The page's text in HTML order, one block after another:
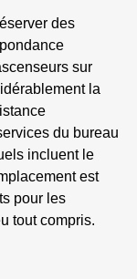
des
sur
la
du bureau
incluent le
est
pour les
tout compris.